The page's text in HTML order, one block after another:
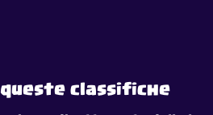
classifiche